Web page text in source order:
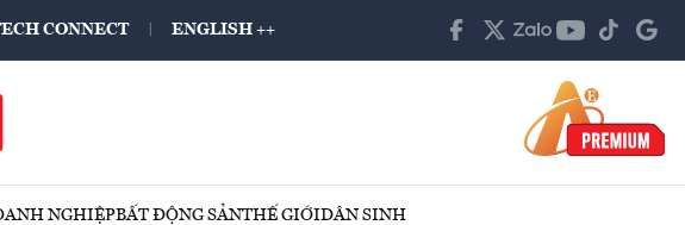
CONNECT ENGLISH ++
NGHIỆPBẤT ĐỘNG SẢNTHẾ GIỚIDÂN SINH